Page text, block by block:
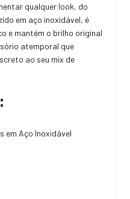
qualquer look, do
em aço inoxidável, é
e mantém o brilho original
atemporal que
ao seu mix de
em Aço Inoxidável